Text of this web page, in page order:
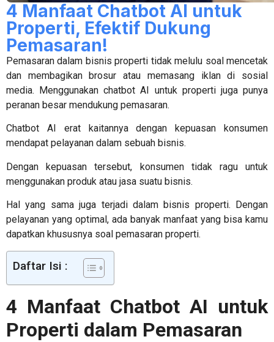
4 Manfaat Chatbot AI untuk
Properti, Efektif Dukung
Pemasaran!
Pemasaran dalam bisnis properti tidak melulu soal mencetak
dan membagikan brosur atau memasang iklan di sosial
media. Menggunakanchatbot AI untuk properti juga punya
peranan besar mendukung pemasaran.
Chatbot AI erat kaitannya dengan kepuasan konsumen
mendapat pelayanan dalam sebuah bisnis.
Dengan kepuasan tersebut, konsumen tidak ragu untuk
menggunakan produk atau jasa suatu bisnis.
Hal yang sama juga terjadi dalam bisnis properti. Dengan
pelayanan yang optimal, ada banyak manfaat yang bisa kamu
dapatkan khususnya soal pemasaran properti.
Daftar Isi :
4 Manfaat Chatbot AI untuk
Properti dalam Pemasaran